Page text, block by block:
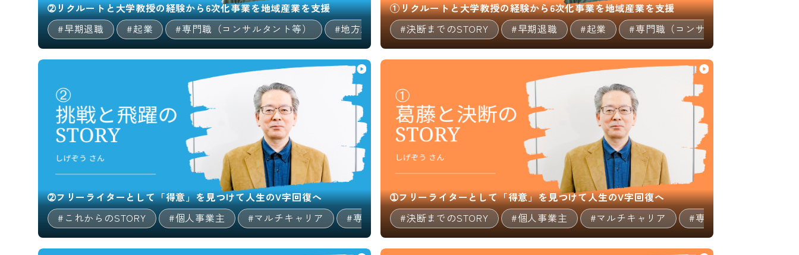
➁リクルートと大学教授の経験から6次化事業を地域産業を支援
#早期退職
#起業 #専門職（コンサルタント等） #地方創生/地方移住/地域貢献 #キャリア/教育 #マルチキャリア #これからのSTORY
①リクルートと大学教授の経験から6次化事業を地域産業を支援
#決断までのSTORY
#早期退職 #起業 #専門職（コンサルタント等）
➁フリーライターとして「得意」を見つけて人生のV字回復へ
#これからのSTORY
#個人事業主 #マルチキャリア #専門職（コンサルタント等） 11:26
➀フリーライターとして「得意」を見つけて人生のV字回復へ
#決断までのSTORY
#個人事業主 #マルチキャリア #専門職（コンサルタン